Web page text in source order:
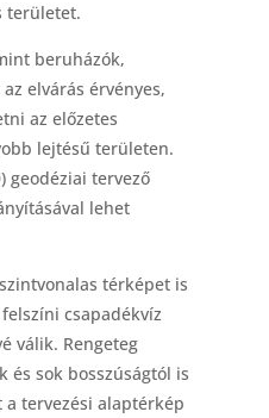
területet.
beruházók,
elvárás érvényes,
az előzetes
lejtésű területen.
geodéziai tervező
lehet
térképet is
csapadékvíz
válik. Rengeteg
és sok bosszúságtól is
tervezési alaptérkép